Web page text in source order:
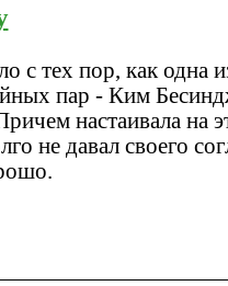
с тех пор, как одна
пар - Ким
настаивала на
не давал своего